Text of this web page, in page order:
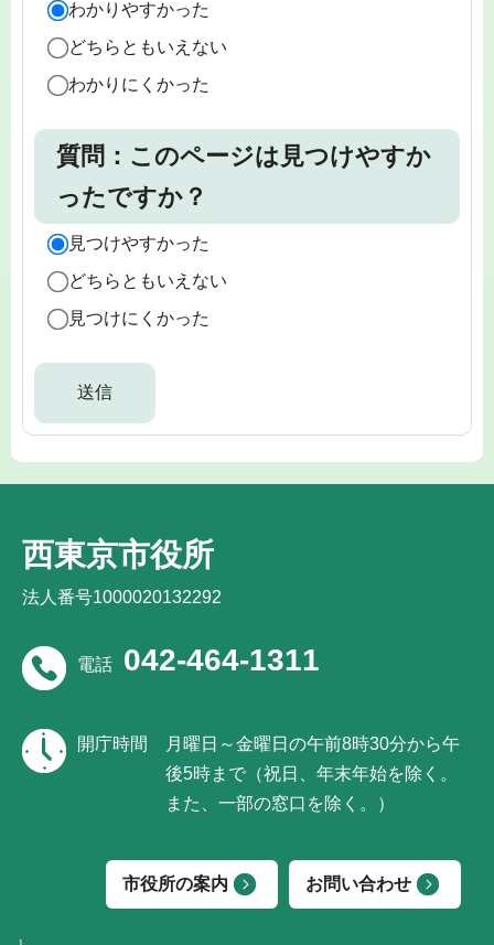
わかりやすかった
どちらともいえない
わかりにくかった
質問：このページは見つけやすか
ったですか？
見つけやすかった
どちらともいえない
見つけにくかった
西東京市役所
法人番号1000020132292
電話 042-464-1311
開庁時間
月曜日～金曜日の午前8時30分から午
後5時まで（祝日、年末年始を除く。
また、一部の窓口を除く。）
市役所の案内 お問い合わせ